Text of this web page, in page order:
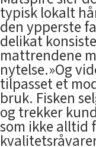
typisk lokalt
den ypperste
delikat
mattrendene
nytelse.»Og
tilpasset et
bruk. Fisken
og trekker
som ikke alltid